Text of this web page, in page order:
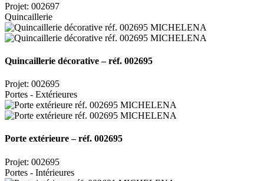
Projet: 002697
Quincaillerie
Quincaillerie décorative – réf. 002695
Projet: 002695
Portes - Extérieures
Porte extérieure – réf. 002695
Projet: 002695
Portes - Intérieures